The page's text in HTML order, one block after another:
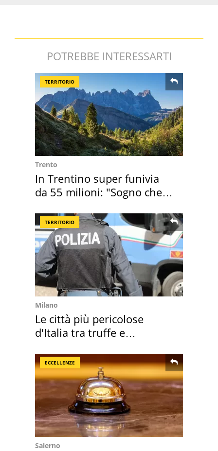
POTREBBE INTERESSARTI
TERRITORIO
Trento
In Trentino super funivia
da 55 milioni: "Sogno che si
TERRITORIO
Milano
Le città più pericolose
d'Italia tra truffe e
ECCELLENZE
Salerno